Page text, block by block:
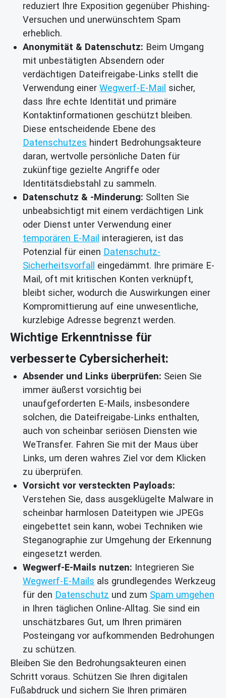
reduziert Ihre Exposition gegenüber Phishing-
Versuchen und unerwünschtem Spam
erheblich.
Anonymität & Datenschutz: Beim Umgang
mit unbestätigten Absendern oder
verdächtigen Dateifreigabe-Links stellt die
Verwendung einer Wegwerf-E-Mail sicher,
dass Ihre echte Identität und primäre
Kontaktinformationen geschützt bleiben.
Diese entscheidende Ebene des
Datenschutzes hindert Bedrohungsakteure
daran, wertvolle persönliche Daten für
zukünftige gezielte Angriffe oder
Identitätsdiebstahl zu sammeln.
Datenschutz & -Minderung: Sollten Sie
unbeabsichtigt mit einem verdächtigen Link
oder Dienst unter Verwendung einer
temporären E-Mail interagieren, ist das
Potenzial für einen Datenschutz-
Sicherheitsvorfall
eingedämmt. Ihre primäre E-
Mail, oft mit kritischen Konten verknüpft,
bleibt sicher, wodurch die Auswirkungen einer
Kompromittierung auf eine unwesentliche,
kurzlebige Adresse begrenzt werden.
Wichtige Erkenntnisse für
verbesserte Cybersicherheit:
Absender und Links überprüfen: Seien Sie
immer äußerst vorsichtig bei
unaufgeforderten E-Mails, insbesondere
solchen, die Dateifreigabe-Links enthalten,
auch von scheinbar seriösen Diensten wie
WeTransfer. Fahren Sie mit der Maus über
Links, um deren wahres Ziel vor dem Klicken
zu überprüfen.
Vorsicht vor versteckten Payloads:
Verstehen Sie, dass ausgeklügelte Malware in
scheinbar harmlosen Dateitypen wie JPEGs
eingebettet sein kann, wobei Techniken wie
Steganographie zur Umgehung der Erkennung
eingesetzt werden.
Wegwerf-E-Mails nutzen: Integrieren Sie
Wegwerf-E-Mails als grundlegendes Werkzeug
für den Datenschutz und zum Spam umgehen
in Ihren täglichen Online-Alltag. Sie sind ein
unschätzbares Gut, um Ihren primären
Posteingang vor aufkommenden Bedrohungen
zu schützen.
Bleiben Sie den Bedrohungsakteuren einen
Schritt voraus. Schützen Sie Ihren digitalen
Fußabdruck und sichern Sie Ihren primären